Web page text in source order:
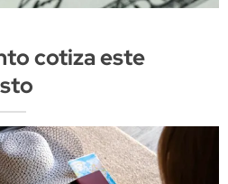
cotiza este